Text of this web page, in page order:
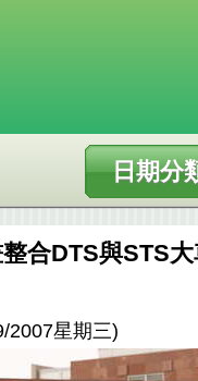
日期分
合DTS與STS
2007星期三)